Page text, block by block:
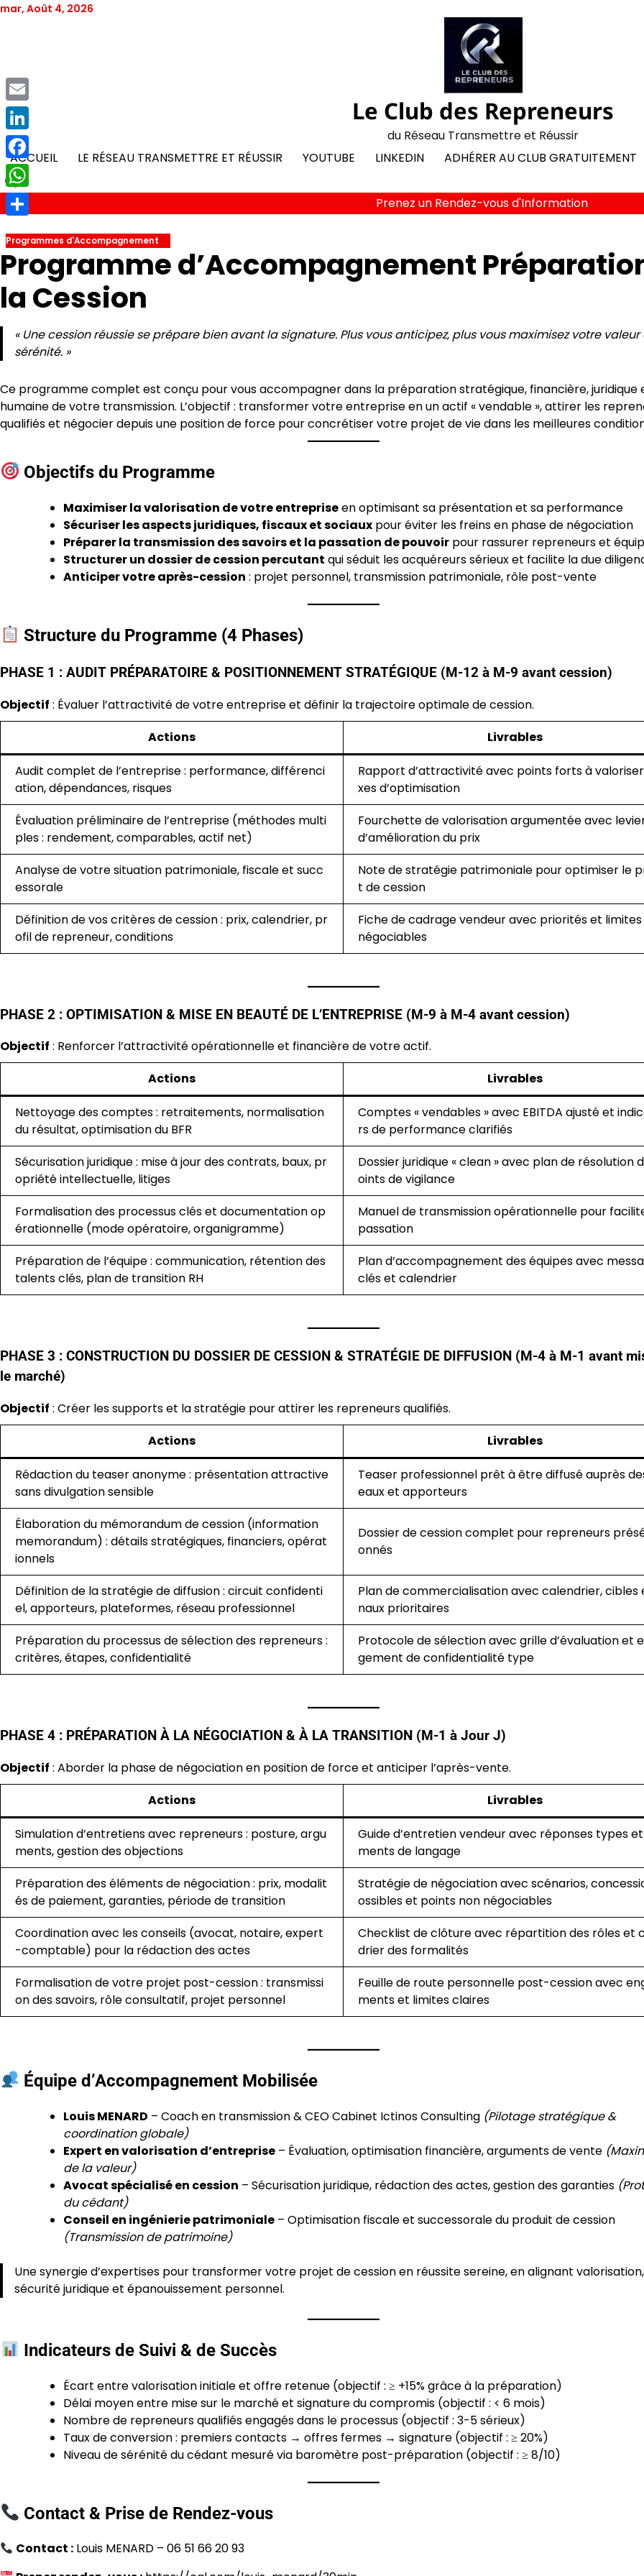
Skip
mar, Août 4, 2026
Le Club des Repreneurs
du Réseau Transmettre et Réussir
ACCUEIL
LE RÉSEAU TRANSMETTRE ET RÉUSSIR YOUTUBE LINKEDIN ADHÉRER AU CLUB GRATUITEMENT
Prenez un Rendez-vous d'Information
Programmes d'Accompagnement
Programme d’Accompagnement
la Cession
« Une cession réussie se prépare bien avant la signature. Plus vous anticipez, plus vous maximisez votre valeur
sérénité. »
Ce programme complet est conçu pour vous accompagner dans la préparation stratégique, financière, juridique
humaine de votre transmission. L’objectif : transformer votre entreprise en un actif « vendable », attirer les
qualifiés et négocier depuis une position de force pour concrétiser votre projet de vie dans les meilleures
Objectifs du Programme
Maximiser la valorisation de votre entrepriseen optimisant sa présentation et sa performance
Sécuriser les aspects juridiques, fiscaux et sociaux pour éviter les freins en phase de négociation
Préparer la transmission des savoirs et la passation de pouvoir pour rassurer repreneurs et
Structurer un dossier de cession percutant qui séduit les acquéreurs sérieux et facilite la due
Anticiper votre après-cession : projet personnel, transmission patrimoniale, rôle post-vente
Structure du Programme (4 Phases)
PHASE 1 : AUDIT PRÉPARATOIRE & POSITIONNEMENT STRATÉGIQUE (M-12 à M-9 avant cession)
Objectif : Évaluer l’attractivité de votre entreprise et définir la trajectoire optimale de cession.
Actions
Livrables
Audit complet de l’entreprise : performance, différenci
ation, dépendances, risques
Rapport d’attractivité avec points forts à
xes d’optimisation
Évaluation préliminaire de l’entreprise (méthodes multi
ples : rendement, comparables, actif net)
Fourchette de valorisation argumentée avec
d’amélioration du prix
Analyse de votre situation patrimoniale, fiscale et succ
essorale
Note de stratégie patrimoniale pour optimiser le
t de cession
Définition de vos critères de cession : prix, calendrier, pr
ofil de repreneur, conditions
Fiche de cadrage vendeur avec priorités et
négociables
PHASE 2 : OPTIMISATION & MISE EN BEAUTÉ DE L’ENTREPRISE (M-9 à M-4 avant cession)
Objectif : Renforcer l’attractivité opérationnelle et financière de votre actif.
Actions
Livrables
Nettoyage des comptes : retraitements, normalisation
du résultat, optimisation du BFR
Comptes « vendables » avec EBITDA ajusté et
rs de performance clarifiés
Sécurisation juridique : mise à jour des contrats, baux, pr
opriété intellectuelle, litiges
Dossier juridique « clean » avec plan de résolution
oints de vigilance
Formalisation des processus clés et documentation op
érationnelle (mode opératoire, organigramme)
Manuel de transmission opérationnelle pour
passation
Préparation de l’équipe : communication, rétention des
talents clés, plan de transition RH
Plan d’accompagnement des équipes avec
clés et calendrier
PHASE 3 : CONSTRUCTION DU DOSSIER DE CESSION & STRATÉGIE DE DIFFUSION (M-4 à M-1 avant
le marché)
Objectif : Créer les supports et la stratégie pour attirer les repreneurs qualifiés.
Actions
Livrables
Rédaction du teaser anonyme : présentation attractive
sans divulgation sensible
Teaser professionnel prêt à être diffusé auprès
eaux et apporteurs
Élaboration du mémorandum de cession (information
memorandum) : détails stratégiques, financiers, opérat
ionnels
Dossier de cession complet pour repreneurs
onnés
Définition de la stratégie de diffusion : circuit confidenti
el, apporteurs, plateformes, réseau professionnel
Plan de commercialisation avec calendrier, cibles
naux prioritaires
Préparation du processus de sélection des repreneurs :
critères, étapes, confidentialité
Protocole de sélection avec grille d’évaluation et
gement de confidentialité type
PHASE 4 : PRÉPARATION À LA NÉGOCIATION & À LA TRANSITION (M-1 à Jour J)
Objectif : Aborder la phase de négociation en position de force et anticiper l’après-vente.
Actions
Livrables
Simulation d’entretiens avec repreneurs : posture, argu
ments, gestion des objections
Guide d’entretien vendeur avec réponses types
ments de langage
Préparation des éléments de négociation : prix, modalit
és de paiement, garanties, période de transition
Stratégie de négociation avec scénarios,
ossibles et points non négociables
Coordination avec les conseils (avocat, notaire, expert
-comptable) pour la rédaction des actes
Checklist de clôture avec répartition des rôles et
drier des formalités
Formalisation de votre projet post-cession : transmissi
on des savoirs, rôle consultatif, projet personnel
Feuille de route personnelle post-cession avec
ments et limites claires
Équipe d’Accompagnement Mobilisée
Louis MENARD – Coach en transmission & CEO Cabinet Ictinos Consulting (Pilotage stratégique &
coordination globale)
Expert en valorisation d’entreprise – Évaluation, optimisation financière, arguments de vente
de la valeur)
Avocat spécialisé en cession – Sécurisation juridique, rédaction des actes, gestion des garanties
du cédant)
Conseil en ingénierie patrimoniale – Optimisation fiscale et successorale du produit de cession
(Transmission de patrimoine)
Une synergie d’expertises pour transformer votre projet de cession en réussite sereine, en alignant valorisation,
sécurité juridique et épanouissement personnel.
Indicateurs de Suivi & de Succès
Écart entre valorisation initiale et offre retenue (objectif : ≥ +15% grâce à la préparation)
Délai moyen entre mise sur le marché et signature du compromis (objectif : < 6 mois)
Nombre de repreneurs qualifiés engagés dans le processus (objectif : 3-5 sérieux)
Taux de conversion : premiers contacts → offres fermes → signature (objectif : ≥ 20%)
Niveau de sérénité du cédant mesuré via baromètre post-préparation (objectif : ≥ 8/10)
Contact & Prise de Rendez-vous
Contact : Louis MENARD – 06 51 66 20 93
Email
LinkedIn
Facebook
WhatsApp